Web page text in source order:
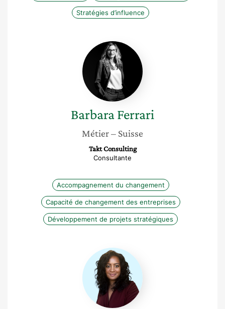
Stratégies d’influence
Barbara
Ferrari
BarbaraFerrari
Métier– Suisse
Takt Consulting
Consultante
Accompagnement du changement
Capacité de changement des entreprises
Développement de projets stratégiques
Sara
Laurent